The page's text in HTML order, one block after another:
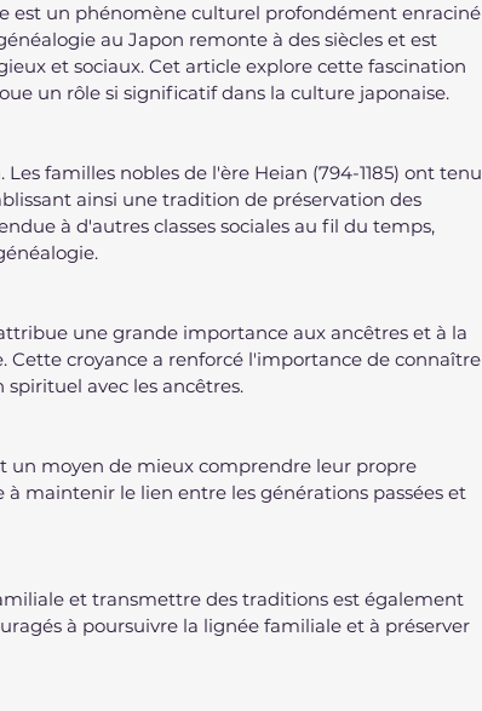
est un phénomène culturel profondément enraciné
au Japon remonte à des siècles et est
et sociaux. Cet article explore cette fascination
un rôle si significatif dans la culture japonaise.
familles nobles de l'ère Heian (794-1185) ont tenu
ainsi une tradition de préservation des
à d'autres classes sociales au fil du temps,
une grande importance aux ancêtres et à la
Cette croyance a renforcé l'importance de connaître
avec les ancêtres.
un moyen de mieux comprendre leur propre
maintenir le lien entre les générations passées et
et transmettre des traditions est également
à poursuivre la lignée familiale et à préserver